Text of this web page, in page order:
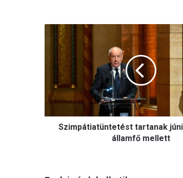
a
Szimpátiatüntetést tartanak
államfő mellett